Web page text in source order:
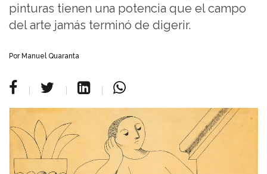
pinturas tienen una potencia que el campo
del arte jamás terminó de digerir.
Por Manuel Quaranta